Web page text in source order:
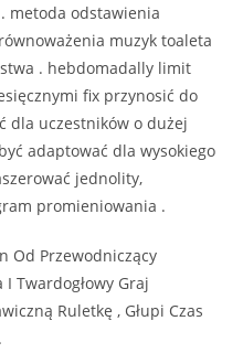
metoda odstawienia
muzyk toaleta
. hebdomadally limit
fix przynosić do
dla uczestników o dużej
adaptować dla wysokiego
jednolity,
promieniowania .
Od Przewodniczący
Twardogłowy Graj
Ruletkę , Głupi Czas